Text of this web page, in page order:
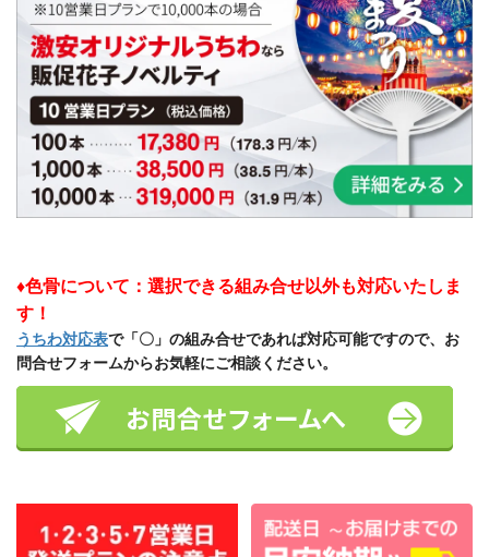
♦色骨について：選択できる組み合せ以外も対応いたしま
す！
うちわ対応表で「〇」の組み合せであれば対応可能ですので、お
問合せフォームからお気軽にご相談ください。